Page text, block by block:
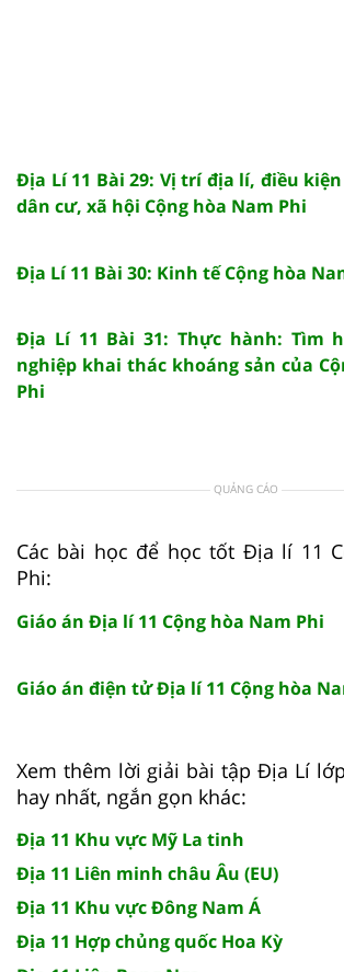
Địa Lí 11 Bài 29: Vị trí địa lí, điều
dân cư, xã hội Cộng hòa Nam Phi
Địa Lí 11 Bài 30: Kinh tế Cộng hòa
Địa Lí 11 Bài 31: Thực hành: Tìm
nghiệp khai thác khoáng sản của
Phi
QUẢNG CÁO
Các bài học để học tốt Địa lí 11
Phi:
Giáo án Địa lí 11 Cộng hòa Nam Phi
Giáo án điện tử Địa lí 11 Cộng hòa
Xem thêm lời giải bài tập Địa Lí
hay nhất, ngắn gọn khác:
Địa 11 Khu vực Mỹ La tinh
Địa 11 Liên minh châu Âu (EU)
Địa 11 Khu vực Đông Nam Á
Địa 11 Hợp chủng quốc Hoa Kỳ